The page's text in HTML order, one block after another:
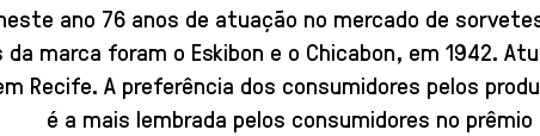
ano 76 anos de atuação no mercado de
marca foram o Eskibon e o Chicabon, em 1942.
Recife. A preferência dos consumidores pelos
é a mais lembrada pelos consumidores no